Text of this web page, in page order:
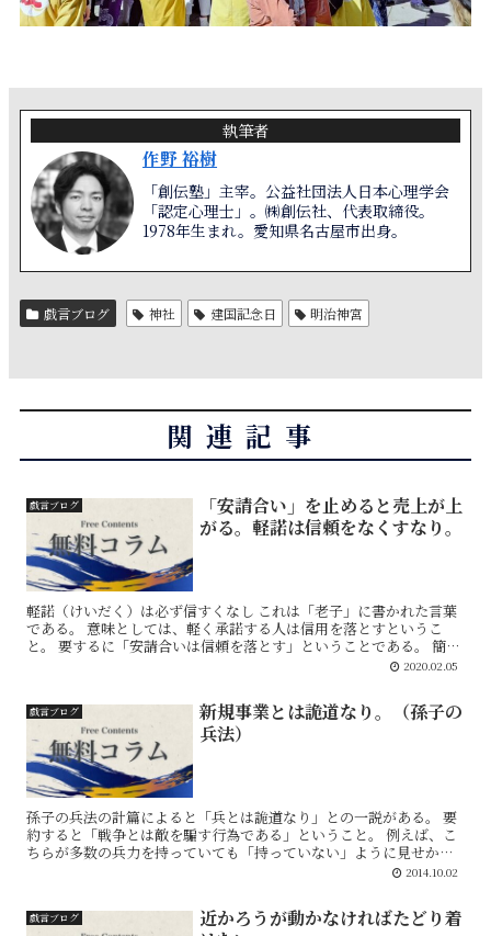
執筆者
作野 裕樹
「創伝塾」主宰。公益社団法人日本心理学会
「認定心理士」。㈱創伝社、代表取締役。
1978年生まれ。愛知県名古屋市出身。
戯言ブログ 神社 建国記念日 明治神宮
関連記事
戯言ブログ
「安請合い」を止めると売上が上
がる。軽諾は信頼をなくすなり。
軽諾（けいだく）は必ず信すくなし これは「老子」に書かれた言葉
である。 意味としては、軽く承諾する人は信用を落とすというこ
と。 要するに「安請合いは信頼を落とす」ということである。 簡単
2020.02.05
戯言ブログ
新規事業とは詭道なり。（孫子の
兵法）
孫子の兵法の計篇によると「兵とは詭道なり」との一説がある。 要
約すると「戦争とは敵を騙す行為である」ということ。 例えば、こ
ちらが多数の兵力を持っていても「持っていない」ように見せかけ
たり、戦地から近いにも関わらず「遠くにいる」ように見せか...
2014.10.02
戯言ブログ
近かろうが動かなければたどり着